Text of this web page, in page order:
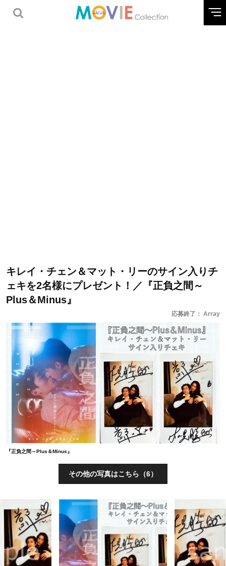
キレイ・チェン＆マット・リーのサイン入りチ
ェキを2名様にプレゼント！／『正負之間～
Plus＆Minus』
応募終了： Array
『正負之間～Plus＆Minus』
その他の写真はこちら（6）